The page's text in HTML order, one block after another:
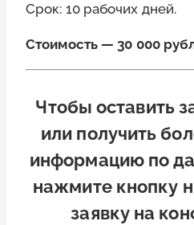
Срок: 10 рабочих дней.
Стоимость — 30 000
Чтобы оставить
или получить
информацию по
нажмите кнопку
заявку на